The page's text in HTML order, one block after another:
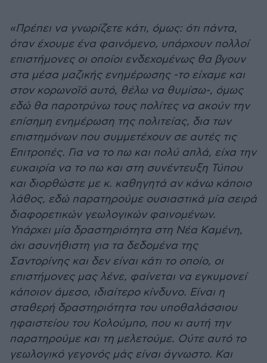
«Πρέπει να γνωρίζετε κάτι, όμως: ότι πάντα,
όταν έχουμε ένα φαινόμενο, υπάρχουν πολλοί
επιστήμονες οι οποίοι ενδεχομένως θα βγουν
στα μέσα μαζικής ενημέρωσης -το είχαμε και
στον κορωνοϊό αυτό, θέλω να θυμίσω-, όμως
εδώ θα παροτρύνω τους πολίτες να ακούν την
επίσημη ενημέρωση της πολιτείας, δια των
επιστημόνων που συμμετέχουν σε αυτές τις
Επιτροπές. Για να το πω και πολύ απλά, είχα την
ευκαιρία να το πω και στη συνέντευξη Τύπου
και διορθώστε με κ. καθηγητά αν κάνω κάποιο
λάθος, εδώ παρατηρούμε ουσιαστικά μία σειρά
διαφορετικών γεωλογικών φαινομένων.
Υπάρχει μία δραστηριότητα στη Νέα Καμένη,
όχι ασυνήθιστη για τα δεδομένα της
Σαντορίνης και δεν είναι κάτι το οποίο, οι
επιστήμονες μας λένε, φαίνεται να εγκυμονεί
κάποιον άμεσο, ιδιαίτερο κίνδυνο. Είναι η
σταθερή δραστηριότητα του υποθαλάσσιου
ηφαιστείου του Κολούμπο, που κι αυτή την
παρατηρούμε και τη μελετούμε. Ούτε αυτό το
γεωλογικό γεγονός μάς είναι άγνωστο. Και